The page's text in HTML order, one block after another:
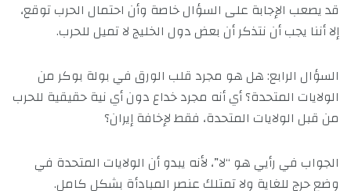
قد يصعب الإجابة على السؤال خاصة وأن احتمال الحرب توقع،
إلا أننا يجب أن نتذكر أن بعض دول الخليج لا تميل للحرب.
السؤال الرابع: هل هو مجرد قلب الورق في بولة بوكر من
الولايات المتحدة؟ أي أنه مجرد خداع دون أي نية حقيقية للحرب
من قبل الولايات المتحدة، فقط لإخافة إيران؟
الجواب في رأيي هو “لا”، لأنه يبدو أن الولايات المتحدة في
وضع حرج للغاية ولا تمتلك عنصر المبادأة بشكل كامل.